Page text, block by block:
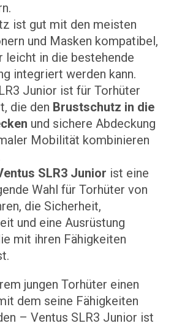
ist gut mit den meisten
und Masken kompatibel,
leicht in die bestehende
integriert werden kann.
Junior ist für Torhüter
die den Brustschutz in die
und sichere Abdeckung
Mobilität kombinieren
SLR3 Junior ist eine
Wahl für Torhüter von
die Sicherheit,
und eine Ausrüstung
mit ihren Fähigkeiten
jungen Torhüter einen
dem seine Fähigkeiten
– Ventus SLR3 Junior ist